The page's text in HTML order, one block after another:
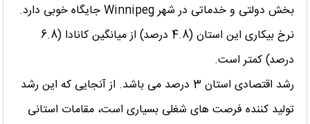
بخش دولتی و خدماتی در شهر Winnipeg جایگاه خوبی دارد.
نرخ بیکاری این استان (4.8 درصد) از میانگین کانادا (6.8
درصد) کمتر است.
رشد اقتصادی استان 3 درصد می باشد. از آنجایی که این رشد
تولید کننده فرصت های شغلی بسیاری است، مقامات استانی